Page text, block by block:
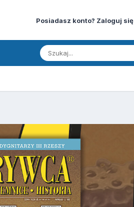
Posiadasz konto? Zaloguj się